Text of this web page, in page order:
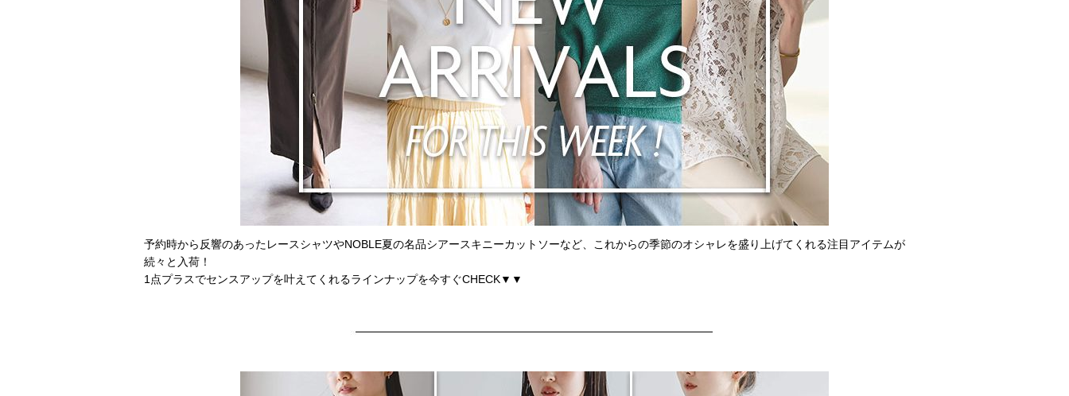
予約時から反響のあったレースシャツやNOBLE夏の名品シアースキニーカットソーなど、これからの季節のオシャレを盛り上げてくれる注目アイテムが
続々と入荷！
1点プラスでセンスアップを叶えてくれるラインナップを今すぐCHECK▼▼